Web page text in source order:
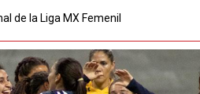
de la Liga MX Femenil